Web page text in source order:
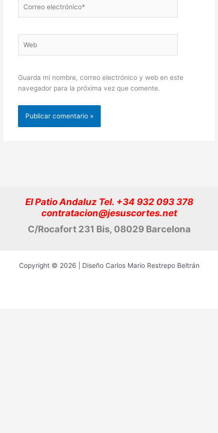
electrónico*
Guarda mi nombre, correo electrónico y web en este
navegador para la próxima vez que comente.
El Patio Andaluz Tel. +34 932 093 378
contratacion@jesuscortes.net
C/Rocafort 231 Bis, 08029 Barcelona
Copyright © 2026 | Diseño Carlos Mario Restrepo Beltrán